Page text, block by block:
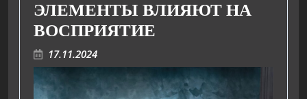
ЭЛЕМЕНТЫ ВЛИЯЮТ НА
ВОСПРИЯТИЕ
17.11.2024